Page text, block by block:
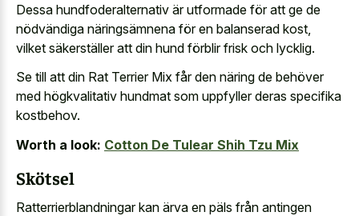
Dessa hundfoderalternativ är utformade för att ge de
nödvändiga näringsämnena för en balanserad kost,
vilket säkerställer att din hund förblir frisk och lycklig.
Se till att din Rat Terrier Mix får den näring de behöver
med högkvalitativ hundmat som uppfyller deras specifika
kostbehov.
Worth a look: Cotton De Tulear Shih Tzu Mix
Skötsel
Ratterrierblandningar kan ärva en päls från antingen